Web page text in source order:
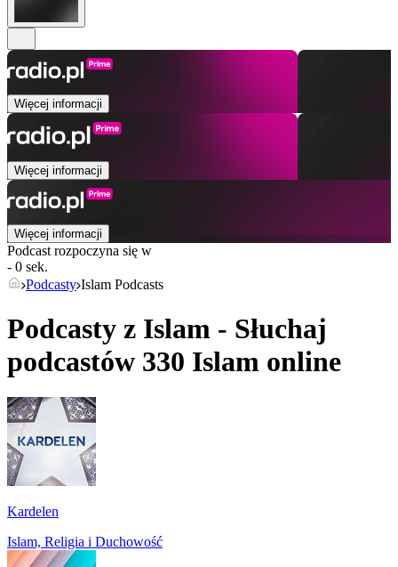
Więcej informacji
Więcej informacji
Więcej informacji
Podcast rozpoczyna się w
- 0 sek.
Podcasty Islam Podcasts
Podcasty z Islam - Słuchaj
podcastów 330 Islam online
Kardelen
Islam, Religia i Duchowość